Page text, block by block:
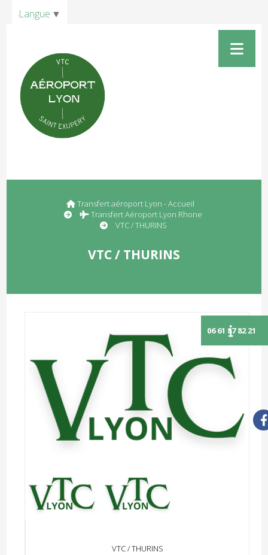
Transfert aéroport Lyon - Accueil
Transfert Aéroport Lyon Rhone
VTC / THURINS
VTC / THURINS
VTC / THURINS
Langue ▼